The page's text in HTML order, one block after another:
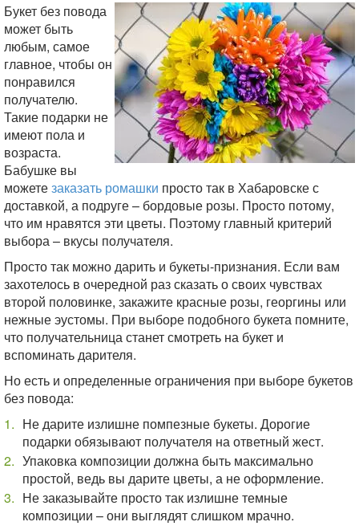
Букет без повода
может быть
любым, самое
главное, чтобы он
понравился
получателю.
Такие подарки не
имеют пола и
возраста.
Бабушке вы
можетезаказать ромашки просто так в Хабаровске с
доставкой, а подруге – бордовые розы. Просто потому,
что им нравятся эти цветы. Поэтому главный критерий
выбора – вкусы получателя.
Просто так можно дарить и букеты-признания. Если вам
захотелось в очередной раз сказать о своих чувствах
второй половинке, закажите красные розы, георгины или
нежные эустомы. При выборе подобного букета помните,
что получательница станет смотреть на букет и
вспоминать дарителя.
Но есть и определенные ограничения при выборе букетов
без повода:
Не дарите излишне помпезные букеты. Дорогие
подарки обязывают получателя на ответный жест.
Упаковка композиции должна быть максимально
простой, ведь вы дарите цветы, а не оформление.
Не заказывайте просто так излишне темные
композиции – они выглядят слишком мрачно.